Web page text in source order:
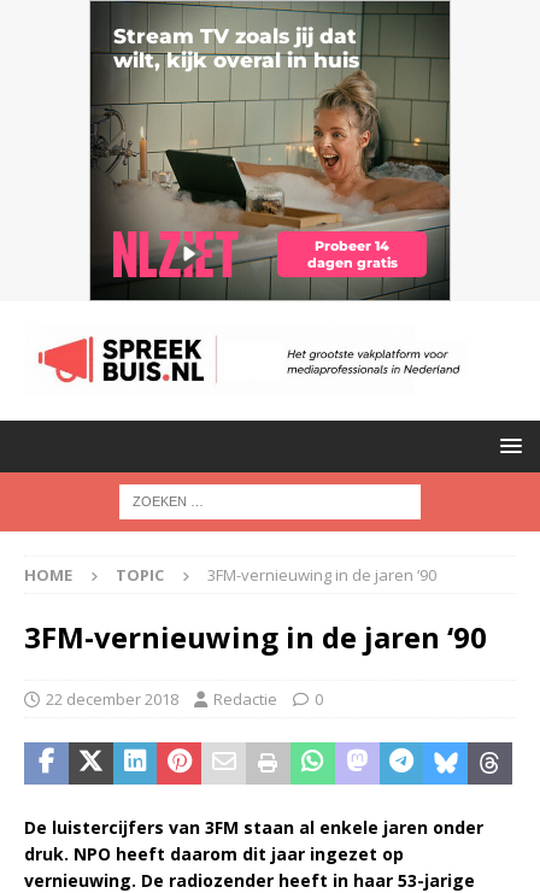
HOME TOPIC 3FM-vernieuwing in de jaren ‘90
3FM-vernieuwing in de jaren ‘90
22 december 2018 Redactie 0
De luistercijfers van 3FM staan al enkele jaren onder
druk. NPO heeft daarom dit jaar ingezet op
vernieuwing. De radiozender heeft in haar 53-jarige